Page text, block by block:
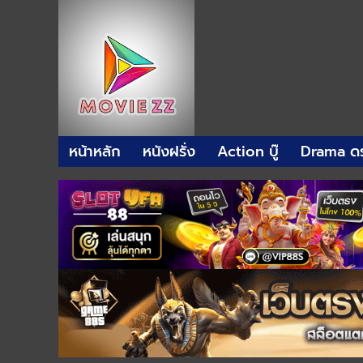
หน้าหลัก หนังฝรั่ง Action บู๊ Drama ด